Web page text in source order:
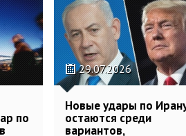
по
29.07.2026
Новые удары по
остаются среди
вариантов,